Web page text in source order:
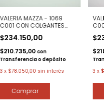
VALERIA MAZZA - 1069
C001 CON COLGANTES
- 12251
$234.150,00
$210.735,00 con
Transferencia o depósito
3 x $78.050,00 sin interés
C003
-
3 x